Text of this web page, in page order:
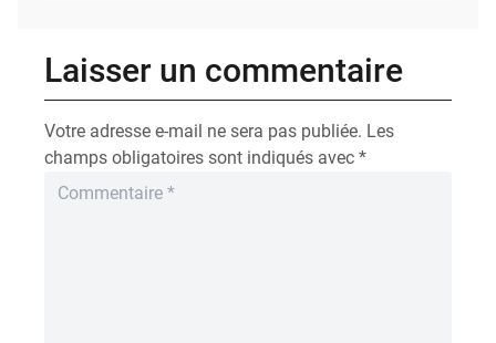
Laisser un commentaire
Votre adresse e-mail ne sera pas publiée. Les
champs obligatoires sont indiqués avec *